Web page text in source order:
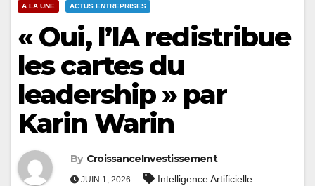
A LA UNE ACTUS ENTREPRISES
« Oui, l’IA redistribue
les cartes du
leadership » par
Karin Warin
By CroissanceInvestissement
JUIN 1, 2026 Intelligence Artificielle